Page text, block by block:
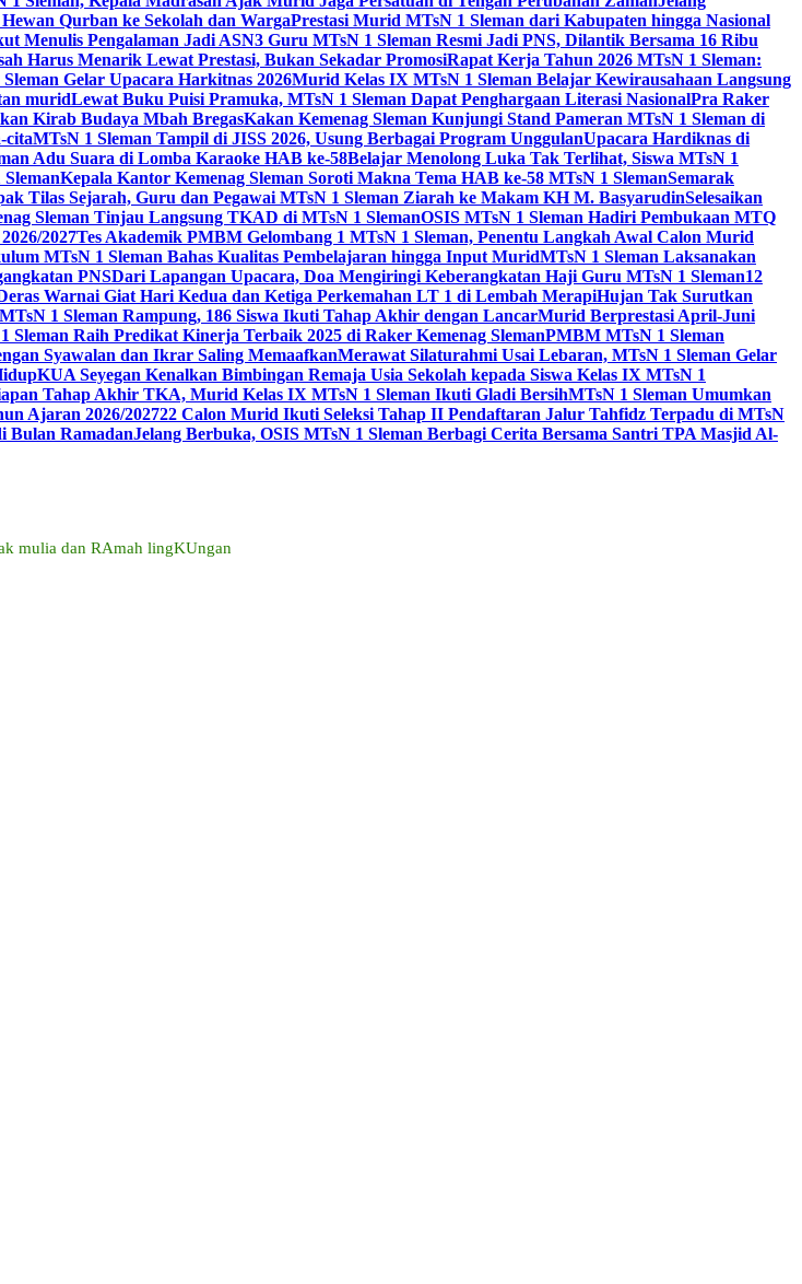
Qurban ke Sekolah dan WargaPrestasi Murid MTsN 1 Sleman dari Kabupaten hingga Nasional
Menulis Pengalaman Jadi ASN3 Guru MTsN 1 Sleman Resmi Jadi PNS, Dilantik Bersama 16 Ribu
Harus Menarik Lewat Prestasi, Bukan Sekadar PromosiRapat Kerja Tahun 2026 MTsN 1 Sleman:
Gelar Upacara Harkitnas 2026Murid Kelas IX MTsN 1 Sleman Belajar Kewirausahaan Langsung
muridLewat Buku Puisi Pramuka, MTsN 1 Sleman Dapat Penghargaan Literasi NasionalPra Raker
Kirab Budaya Mbah BregasKakan Kemenag Sleman Kunjungi Stand Pameran MTsN 1 Sleman di
citaMTsN 1 Sleman Tampil di JISS 2026, Usung Berbagai Program UnggulanUpacara Hardiknas di
Adu Suara di Lomba Karaoke HAB ke-58Belajar Menolong Luka Tak Terlihat, Siswa MTsN 1
Kepala Kantor Kemenag Sleman Soroti Makna Tema HAB ke-58 MTsN 1 SlemanSemarak
Tilas Sejarah, Guru dan Pegawai MTsN 1 Sleman Ziarah ke Makam KH M. BasyarudinSelesaikan
Sleman Tinjau Langsung TKAD di MTsN 1 SlemanOSIS MTsN 1 Sleman Hadiri Pembukaan MTQ
2027Tes Akademik PMBM Gelombang 1 MTsN 1 Sleman, Penentu Langkah Awal Calon Murid
MTsN 1 Sleman Bahas Kualitas Pembelajaran hingga Input MuridMTsN 1 Sleman Laksanakan
PNSDari Lapangan Upacara, Doa Mengiringi Keberangkatan Haji Guru MTsN 1 Sleman12
Warnai Giat Hari Kedua dan Ketiga Perkemahan LT 1 di Lembah MerapiHujan Tak Surutkan
1 Sleman Rampung, 186 Siswa Ikuti Tahap Akhir dengan LancarMurid Berprestasi April-Juni
Sleman Raih Predikat Kinerja Terbaik 2025 di Raker Kemenag SlemanPMBM MTsN 1 Sleman
Syawalan dan Ikrar Saling MemaafkanMerawat Silaturahmi Usai Lebaran, MTsN 1 Sleman Gelar
KUA Seyegan Kenalkan Bimbingan Remaja Usia Sekolah kepada Siswa Kelas IX MTsN 1
Tahap Akhir TKA, Murid Kelas IX MTsN 1 Sleman Ikuti Gladi BersihMTsN 1 Sleman Umumkan
Ajaran 2026/202722 Calon Murid Ikuti Seleksi Tahap II Pendaftaran Jalur Tahfidz Terpadu di MTsN
Bulan RamadanJelang Berbuka, OSIS MTsN 1 Sleman Berbagi Cerita Bersama Santri TPA Masjid Al-
mulia dan RAmah lingKUngan